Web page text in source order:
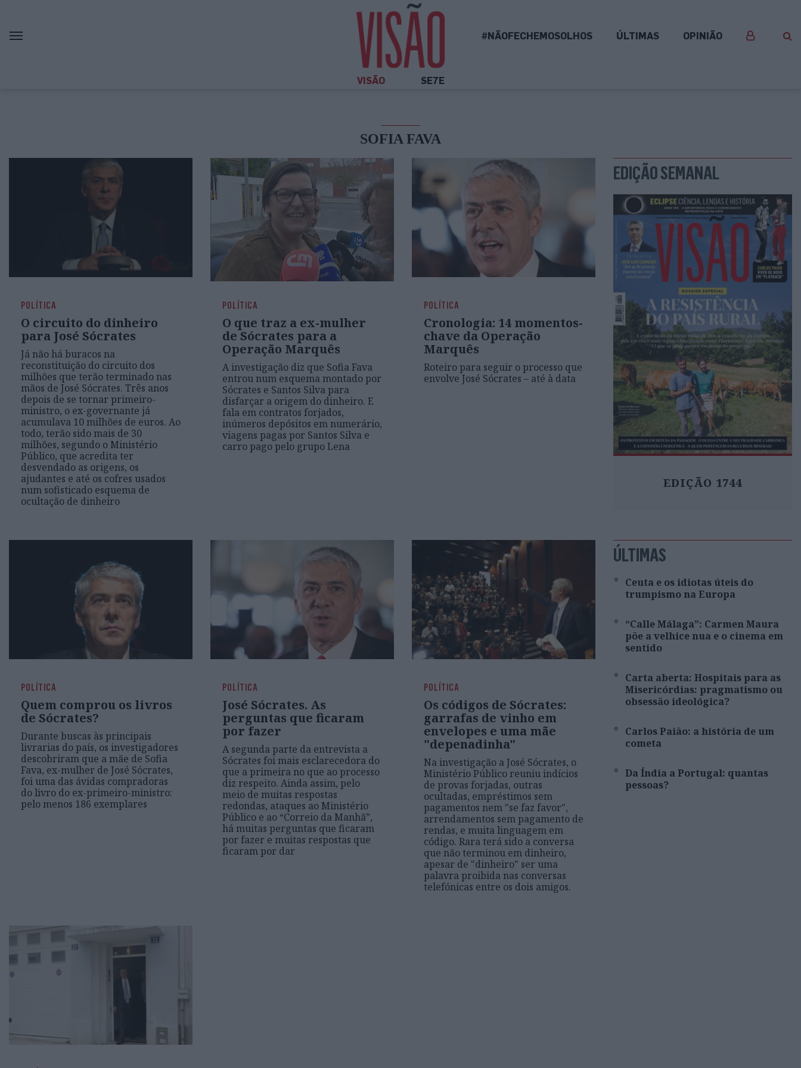
#NÃOFECHEMOSOLHOS ÚLTIMAS OPINIÃO
VISÃO SE7E
SOFIA FAVA
POLÍTICA
O circuito do dinheiro
para José Sócrates
Já não há buracos na
reconstituição do circuito dos
milhões que terão terminado nas
mãos de José Sócrates. Três anos
depois de se tornar primeiro-
ministro, o ex-governante já
acumulava 10 milhões de euros. Ao
todo, terão sido mais de 30
milhões, segundo o Ministério
Público, que acredita ter
desvendado as origens, os
ajudantes e até os cofres usados
num sofisticado esquema de
ocultação de dinheiro
POLÍTICA
O que traz a ex-mulher
de Sócrates para a
Operação Marquês
A investigação diz que Sofia Fava
entrou num esquema montado por
Sócrates e Santos Silva para
disfarçar a origem do dinheiro. E
fala em contratos forjados,
inúmeros depósitos em numerário,
viagens pagas por Santos Silva e
carro pago pelo grupo Lena
POLÍTICA
Cronologia: 14 momentos-
chave da Operação
Marquês
Roteiro para seguir o processo que
envolve José Sócrates – até à data
POLÍTICA
Quem comprou os livros
de Sócrates?
Durante buscas às principais
livrarias do país, os investigadores
descobriram que a mãe de Sofia
Fava, ex-mulher de José Sócrates,
foi uma das ávidas compradoras
do livro do ex-primeiro-ministro:
pelo menos 186 exemplares
POLÍTICA
José Sócrates. As
perguntas que ficaram
por fazer
A segunda parte da entrevista a
Sócrates foi mais esclarecedora do
que a primeira no que ao processo
diz respeito. Ainda assim, pelo
meio de muitas respostas
redondas, ataques ao Ministério
Público e ao “Correio da Manhã”,
há muitas perguntas que ficaram
por fazer e muitas respostas que
ficaram por dar
POLÍTICA
Os códigos de Sócrates:
garrafas de vinho em
envelopes e uma mãe
"depenadinha"
Na investigação a José Sócrates, o
Ministério Público reuniu indícios
de provas forjadas, outras
ocultadas, empréstimos sem
pagamentos nem "se faz favor",
arrendamentos sem pagamento de
rendas, e muita linguagem em
código. Rara terá sido a conversa
que não terminou em dinheiro,
apesar de "dinheiro" ser uma
palavra proibida nas conversas
telefónicas entre os dois amigos.
EDIÇÃO SEMANAL
EDIÇÃO 1744
ÚLTIMAS
Ceuta e os idiotas úteis do
trumpismo na Europa
“Calle Málaga”: Carmen Maura
põe a velhice nua e o cinema em
sentido
Carta aberta: Hospitais para as
Misericórdias: pragmatismo ou
obsessão ideológica?
Carlos Paião: a história de um
cometa
Da Índia a Portugal: quantas
pessoas?